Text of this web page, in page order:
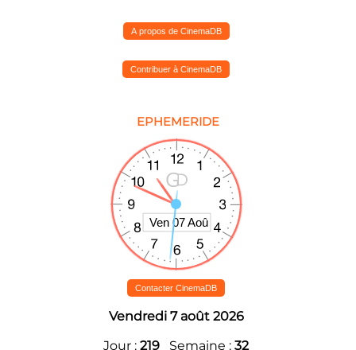
A propos de CinemaDB
Contribuer à CinemaDB
EPHEMERIDE
Contacter CinemaDB
Vendredi 7 août 2026
Jour : 219 Semaine : 32